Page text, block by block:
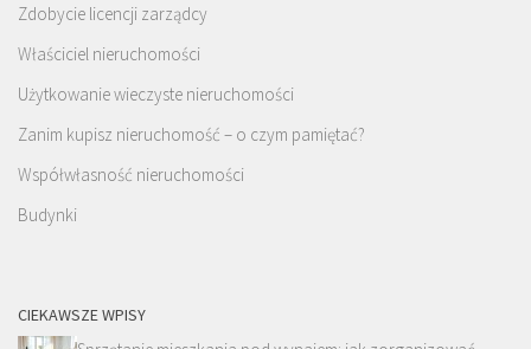
Zdobycie licencji zarządcy
Właściciel nieruchomości
Użytkowanie wieczyste nieruchomości
Zanim kupisz nieruchomość – o czym pamiętać?
Współwłasność nieruchomości
Budynki
CIEKAWSZE WPISY